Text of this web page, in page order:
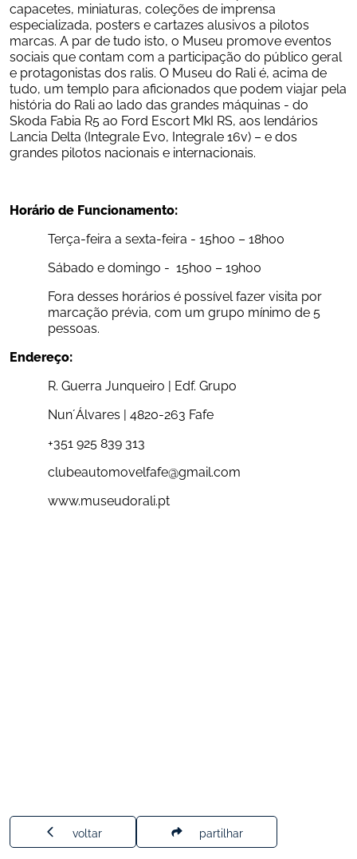
capacetes, miniaturas, coleções de imprensa
especializada, posters e cartazes alusivos a pilotos
marcas. A par de tudo isto, o Museu promove eventos
sociais que contam com a participação do público geral
e protagonistas dos ralis. O Museu do Rali é, acima de
tudo, um templo para aficionados que podem viajar pela
história do Rali ao lado das grandes máquinas - do
Skoda Fabia R5 ao Ford Escort MkI RS, aos lendários
Lancia Delta (Integrale Evo, Integrale 16v) – e dos
grandes pilotos nacionais e internacionais.
Horário de Funcionamento:
Terça-feira a sexta-feira - 15h00 – 18h00
Sábado e domingo -  15h00 – 19h00
Fora desses horários é possível fazer visita por
marcação prévia, com um grupo mínimo de 5
pessoas.
Endereço:
R. Guerra Junqueiro | Edf. Grupo
Nun´Álvares | 4820-263 Fafe
+351 925 839 313
clubeautomovelfafe@gmail.com
www.museudorali.pt
voltar partilhar